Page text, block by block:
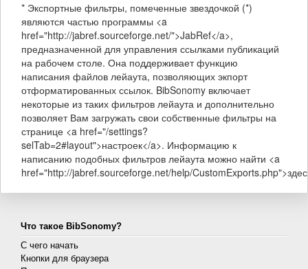
* Экспортные фильтры, помеченные звездочкой (*)
являются частью программы <a
href="http://jabref.sourceforge.net/">JabRef</a>,
предназначенной для управления ссылками публикаций
на рабочем столе. Она поддерживает функцию
написания файлов лейаута, позволяющих экпорт
отформатированных ссылок. BibSonomy включает
некоторые из таких фильтров лейаута и дополнительно
позволяет Вам загружать свои собственные фильтры на
странице <a href="/settings?
selTab=2#layout">настроек</a>. Информацию к
написанию подобных фильтров лейаута можно найти <a
href="http://jabref.sourceforge.net/help/
Что такое BibSonomy?
С чего начать
Кнопки для браузера